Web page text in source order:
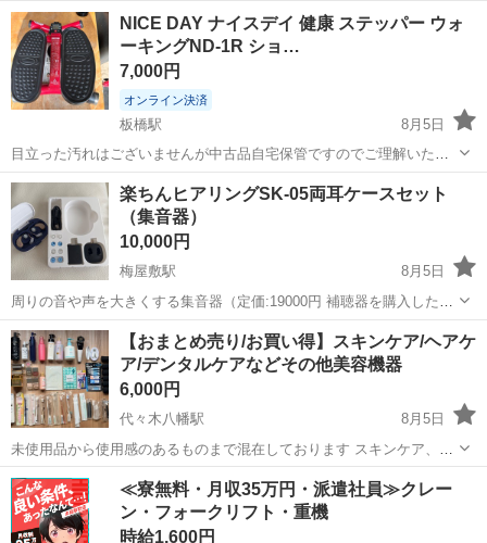
東京 東村山市 久米川駅 その他
NICE DAY ナイスデイ 健康 ステッパー ウォ
ーキングND-1R ショ…
7,000円
オンライン決済
板橋駅
8月5日
目立った汚れはございませんが中古品自宅保管ですのでご理解いただ
ける方のご検討宜しくお願い致します^ ^ ★サイズ 幅 43.0cm
奥行 45.5cm 高さ 20.0cm ★仕様 重量 7kg 材質 ...
東京 北区 板橋駅 その他
楽ちんヒアリングSK-05両耳ケースセット
（集音器）
10,000円
梅屋敷駅
8月5日
周りの音や声を大きくする集音器（定価:19000円 補聴器を購入したた
め出品します。動作確認済み。アルコール除菌の後、お渡しします。
※医療機器である補聴器とは異なります。 ◇ご自身でお使いいただけ
る方 ◇リユ...
東京 大田区 梅屋敷駅 その他
【おまとめ売り/お買い得】スキンケア/ヘアケ
ア/デンタルケアなどその他美容機器
6,000円
代々木八幡駅
8月5日
未使用品から使用感のあるものまで混在しております スキンケア、ヘ
アケア、化粧水、UVジェル、 美顔器、ネイルカラー、フェイスマス
ク、 歯ブラシ、舌クリーナー、歯間ブラシ、アメニティ等 ■
DECORTEウォータートリート...
東京 渋谷区 代々木八幡駅 その他 美容機器
≪寮無料・月収35万円・派遣社員≫クレー
ン・フォークリフト・重機
時給1,600円